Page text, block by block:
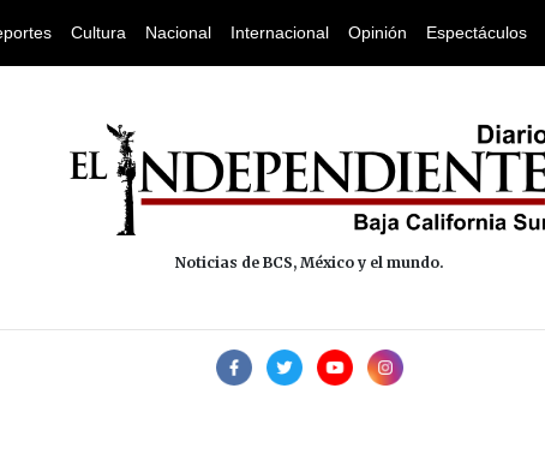
Cultura Nacional Internacional Opinión Espectáculos
Noticias de BCS, México y el mundo.